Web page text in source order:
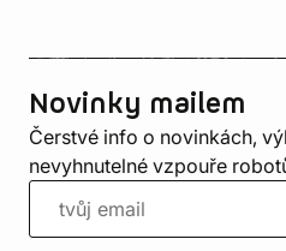
Novinky mailem
Čerstvé info o novinkách,
nevyhnutelné vzpouře